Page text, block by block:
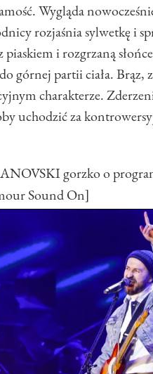
Wygląda
rozjaśnia sylwetkę i
piaskiem i rozgrzaną
górnej partii ciała. Brąz,
charakterze.
uchodzić za
gorzko o
Sound On]